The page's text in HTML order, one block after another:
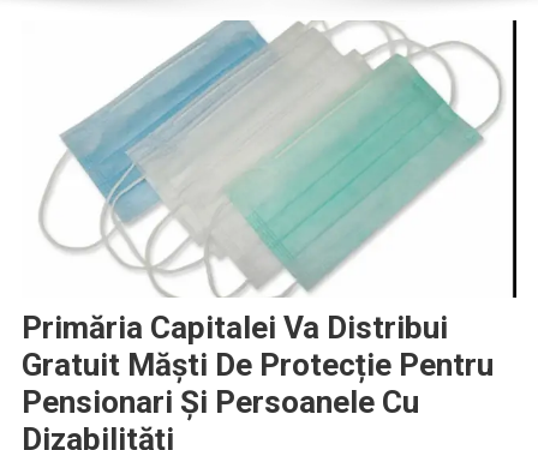
Primăria Capitalei Va Distribui
Gratuit Măști De Protecție Pentru
Pensionari Și Persoanele Cu
Dizabilități